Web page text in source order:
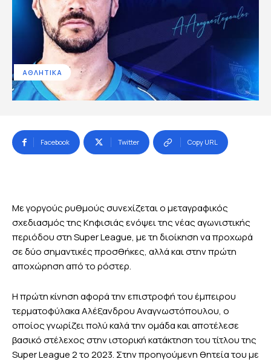
ΑΘΛΗΤΙΚΑ
Facebook Twitter Copy URL
Με γοργούς ρυθμούς συνεχίζεται ο μεταγραφικός
σχεδιασμός της Κηφισιάς ενόψει της νέας αγωνιστικής
περιόδου στη Super League, με τη διοίκηση να προχωρά
σε δύο σημαντικές προσθήκες, αλλά και στην πρώτη
αποχώρηση από το ρόστερ.
Η πρώτη κίνηση αφορά την επιστροφή του έμπειρου
τερματοφύλακα Αλέξανδρου Αναγνωστόπουλου, ο
οποίος γνωρίζει πολύ καλά την ομάδα και αποτέλεσε
βασικό στέλεχος στην ιστορική κατάκτηση του τίτλου της
Super League 2 το 2023. Στην προηγούμενη θητεία του με